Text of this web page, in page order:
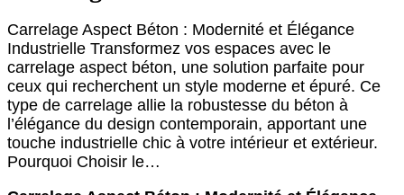
Carrelage Aspect Béton : Modernité et Élégance
Industrielle Transformez vos espaces avec le
carrelage aspect béton, une solution parfaite pour
ceux qui recherchent un style moderne et épuré. Ce
type de carrelage allie la robustesse du béton à
l’élégance du design contemporain, apportant une
touche industrielle chic à votre intérieur et extérieur.
Pourquoi Choisir le…